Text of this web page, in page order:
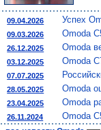
09.04.2026 Успех
09.03.2026 Omoda
26.12.2025 Omoda
03.12.2025 Omoda
07.07.2025
28.05.2025 Omoda
23.04.2025 Omoda
26.11.2024 Omoda